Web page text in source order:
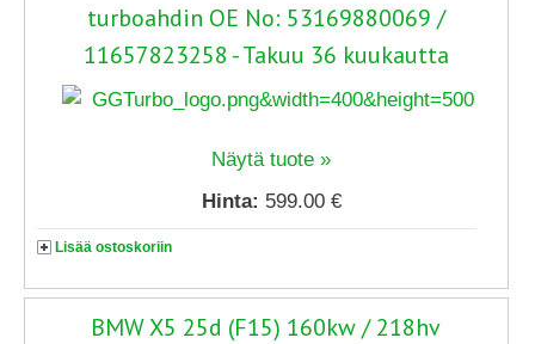
turboahdin OE No: 53169880069 /
11657823258 - Takuu 36 kuukautta
Näytä tuote »
Hinta: 599.00 €
Lisää ostoskoriin
BMW X5 25d (F15) 160kw / 218hv